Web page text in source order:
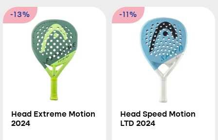
-13%
Head Extreme Motion
2024
-11%
Head Speed Motion
LTD 2024